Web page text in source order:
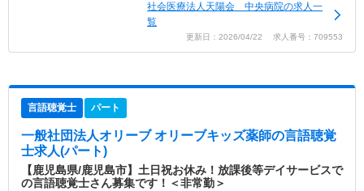
社会医療法人天陽会 中央病院の求人一
覧
更新日：2026/04/22 求人番号：709553
言語聴覚士 パート
一般社団法人オリーブ オリーブキッズ薬師の言語聴覚
士求人(パート)
【鹿児島県/鹿児島市】土日祝お休み！放課後等デイサービスで
の言語聴覚士さん募集です！＜非常勤＞